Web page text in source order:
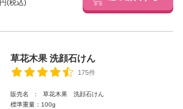
円(税込)
草花木果 洗顔石けん
175件
販売名 : 草花木果 洗顔石けん
標準重量：100g